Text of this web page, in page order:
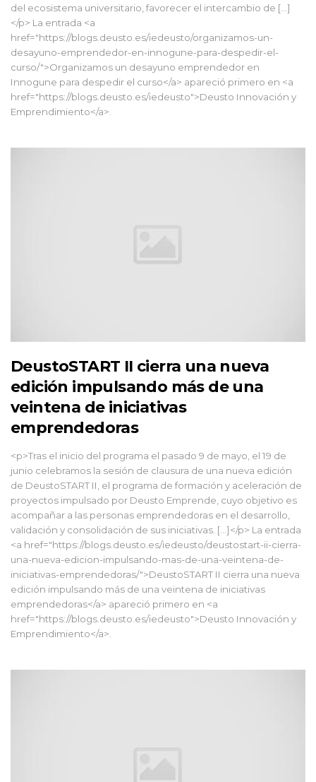
del ecosistema universitario, favorecer el intercambio de […]
</p> La entrada <a
href="https://blogs.deusto.es/iedeusto/organizamos-un-
desayuno-emprendedor-en-innogune-para-despedir-el-
curso/">Organizamos un desayuno emprendedor en
Innogune para despedir el curso</a> apareció primero en <a
href="https://blogs.deusto.es/iedeusto">Deusto Innovación y
Emprendimiento</a>.
DeustoSTART II cierra una nueva
edición impulsando más de una
veintena de iniciativas
emprendedoras
<p>Tras el inicio del programa el pasado 9 de mayo, el 19 de
junio celebramos la sesión de clausura de una nueva edición
de DeustoSTART II, el programa de formación y aceleración de
proyectos impulsado por Deusto Emprende, cuyo objetivo es
acompañar a las personas emprendedoras en el desarrollo,
validación y consolidación de sus iniciativas. […]</p> La entrada
<a href="https://blogs.deusto.es/iedeusto/deustostart-ii-cierra-
una-nueva-edicion-impulsando-mas-de-una-veintena-de-
iniciativas-emprendedoras/">DeustoSTART II cierra una nueva
edición impulsando más de una veintena de iniciativas
emprendedoras</a> apareció primero en <a
href="https://blogs.deusto.es/iedeusto">Deusto Innovación y
Emprendimiento</a>.